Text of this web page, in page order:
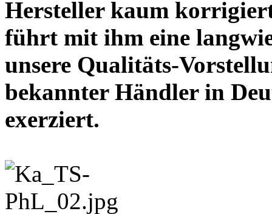
Hersteller kaum
führt mit ihm eine
unsere Qualitäts-
bekannter Händler in
exerziert.